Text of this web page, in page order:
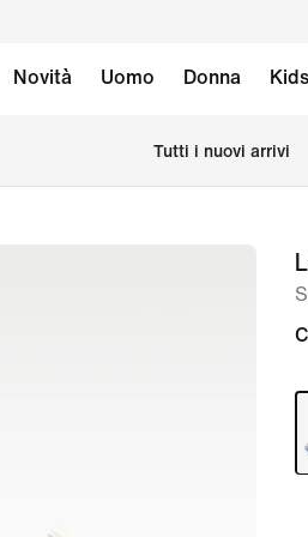
Novità Uomo Donna Kids
Tutti i nuovi arrivi